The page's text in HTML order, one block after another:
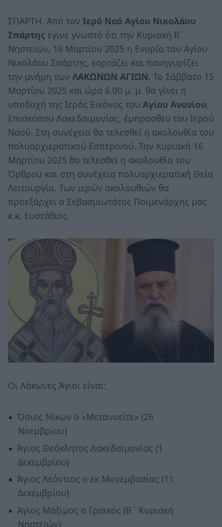
ΣΠΑΡΤΗ. Από τον Ιερό Ναό Αγίου Νικολάου
Σπάρτης έγινε γνωστό ότι την Κυριακή Β΄
Νηστειών, 16 Μαρτίου 2025 η Ενορία του Αγίου
Νικολάου Σπάρτης, εορτάζει και πανηγυρίζει
την μνήμη των ΛΑΚΩΝΩΝ ΑΓΙΩΝ. Το Σάββατο 15
Μαρτίου 2025 και ώρα 6.00 μ. μ. θα γίνει η
υποδοχή της Ιεράς Εικόνος του Αγίου Ανανίου,
Επισκόπου Λακεδαιμονίας, έμπροσθεν του Ιερού
Ναού. Στη συνέχεια θα τελεσθεί η ακολουθία του
πολυαρχιερατικού Εσπερινού. Την Κυριακή 16
Μαρτίου 2025 θα τελεσθεί η ακολουθία του
Όρθρου και στη συνέχεια πολυαρχιερατική Θεία
Λειτουργία. Των ιερών ακολουθιών θα
προεξάρχει ο Σεβασμιωτάτος Ποιμενάρχης μας
κ.κ. Ευστάθιος.
Οι Λάκωνες Άγιοι είναι:
Όσιος Νίκων ὁ «Μετανοείτε» (26
Νοεμβρίου)
Άγιος Θεόκλητος Λακεδαιμονίας (1
Δεκεμβρίου)
Άγιος Λεόντιος ο εκ Μονεμβασίας (11
Δεκεμβρίου)
Άγιος Μάξιμος ο Γραικός (Β΄ Κυριακή
Νηστειών)